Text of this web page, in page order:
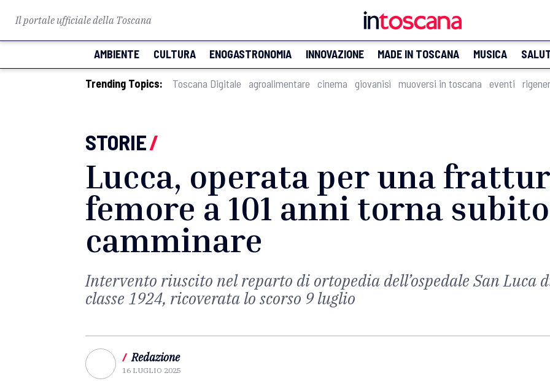
Il portale ufficiale della Toscana
AMBIENTE CULTURA ENOGASTRONOMIA INNOVAZIONE MADE IN TOSCANA MUSICA
Trending Topics: Toscana Digitale agroalimentare cinema giovanisì muoversi in toscana eventi
STORIE/
Lucca, operata per una
femore a 101 anni torna
camminare
Intervento riuscito nel reparto di ortopedia dell’ospedale San Luca
classe 1924, ricoverata lo scorso 9 luglio
/ Redazione
16 LUGLIO 2025